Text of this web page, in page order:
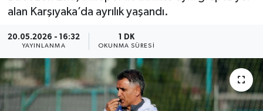
alan Karşıyaka’da ayrılık yaşandı.
20.05.2026 - 16:32
YAYINLANMA
1 DK
OKUNMA SÜRESI
Sağlık
Haber Arşivi